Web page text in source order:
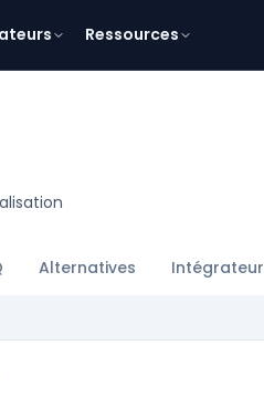
Ressources
Alternatives Intégrateur